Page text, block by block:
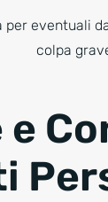
per eventuali
colpa